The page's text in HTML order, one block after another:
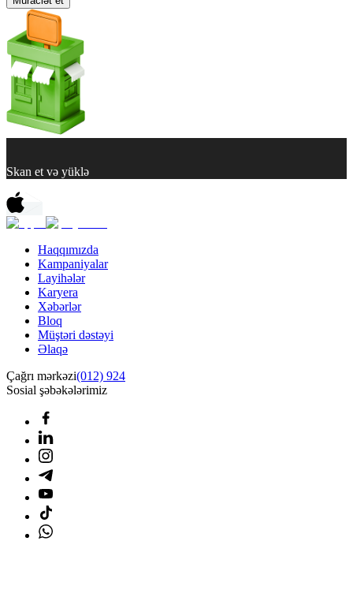
Skan et və yüklə
Haqqımızda
Kampaniyalar
Layihələr
Karyera
Xəbərlər
Bloq
Müştəri dəstəyi
Əlaqə
Çağrı mərkəzi(012) 924
Sosial şəbəkələrimiz